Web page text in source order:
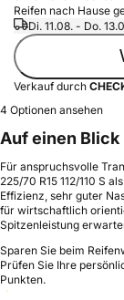
Reifen nach Hause
Di. 11.08. - Do.
Verkauf durch
4 Optionen ansehen
Auf einen Blick
Für anspruchsvolle
225/70 R15 112/110 S
Effizienz, sehr guter
für wirtschaftlich
Spitzenleistung
Sparen Sie beim
Prüfen Sie Ihre
Punkten.